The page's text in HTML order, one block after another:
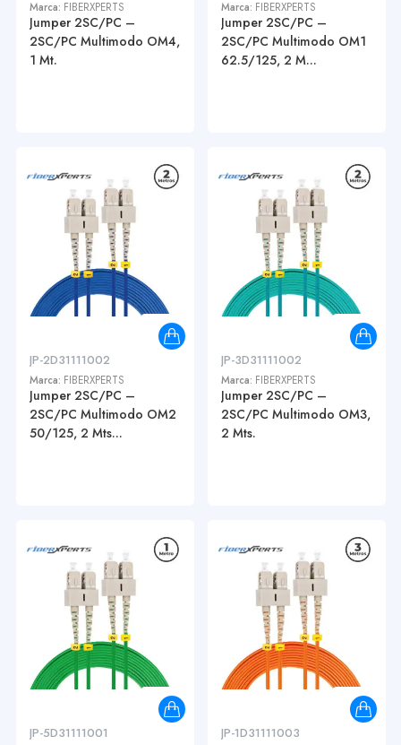
Marca: FIBERXPERTS
Jumper 2SC/PC –
2SC/PC Multimodo OM4,
1 Mt.
Marca: FIBERXPERTS
Jumper 2SC/PC –
2SC/PC Multimodo OM1
62.5/125, 2 M...
JP-2D31111002
Marca: FIBERXPERTS
Jumper 2SC/PC –
2SC/PC Multimodo OM2
50/125, 2 Mts...
JP-3D31111002
Marca: FIBERXPERTS
Jumper 2SC/PC –
2SC/PC Multimodo OM3,
2 Mts.
JP-5D31111001 JP-1D31111003